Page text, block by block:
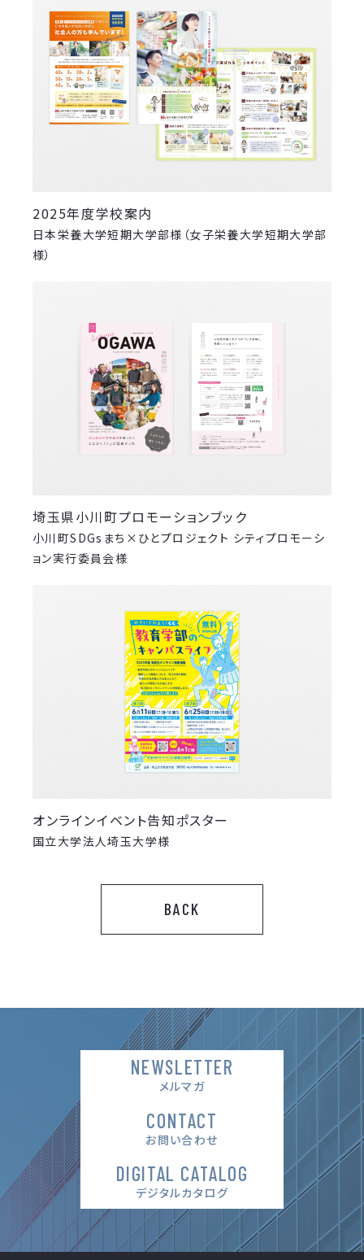
2025年度学校案内
日本栄養大学短期大学部様（女子栄養大学短期大学部
様）
埼玉県小川町プロモーションブック
小川町SDGsまち×ひとプロジェクト シティプロモーシ
ョン実行委員会様
オンラインイベント告知ポスター
国立大学法人埼玉大学様
BACK
NEWSLETTER
メルマガ
CONTACT
お問い合わせ
DIGITAL CATALOG
デジタルカタログ